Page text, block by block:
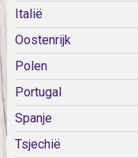
Italië
Oostenrijk
Polen
Portugal
Spanje
Tsjechië